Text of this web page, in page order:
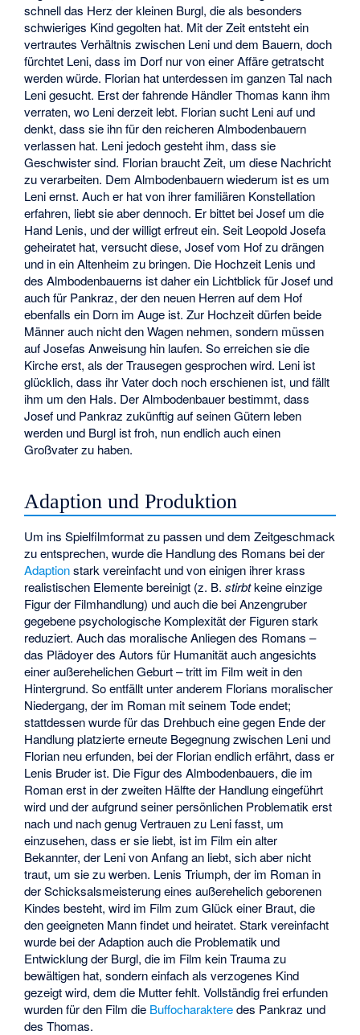
schnell das Herz der kleinen Burgl, die als besonders
schwieriges Kind gegolten hat. Mit der Zeit entsteht ein
vertrautes Verhältnis zwischen Leni und dem Bauern, doch
fürchtet Leni, dass im Dorf nur von einer Affäre getratscht
werden würde. Florian hat unterdessen im ganzen Tal nach
Leni gesucht. Erst der fahrende Händler Thomas kann ihm
verraten, wo Leni derzeit lebt. Florian sucht Leni auf und
denkt, dass sie ihn für den reicheren Almbodenbauern
verlassen hat. Leni jedoch gesteht ihm, dass sie
Geschwister sind. Florian braucht Zeit, um diese Nachricht
zu verarbeiten. Dem Almbodenbauern wiederum ist es um
Leni ernst. Auch er hat von ihrer familiären Konstellation
erfahren, liebt sie aber dennoch. Er bittet bei Josef um die
Hand Lenis, und der willigt erfreut ein. Seit Leopold Josefa
geheiratet hat, versucht diese, Josef vom Hof zu drängen
und in ein Altenheim zu bringen. Die Hochzeit Lenis und
des Almbodenbauerns ist daher ein Lichtblick für Josef und
auch für Pankraz, der den neuen Herren auf dem Hof
ebenfalls ein Dorn im Auge ist. Zur Hochzeit dürfen beide
Männer auch nicht den Wagen nehmen, sondern müssen
auf Josefas Anweisung hin laufen. So erreichen sie die
Kirche erst, als der Trausegen gesprochen wird. Leni ist
glücklich, dass ihr Vater doch noch erschienen ist, und fällt
ihm um den Hals. Der Almbodenbauer bestimmt, dass
Josef und Pankraz zukünftig auf seinen Gütern leben
werden und Burgl ist froh, nun endlich auch einen
Großvater zu haben.
Adaption und Produktion
Um ins Spielfilmformat zu passen und dem Zeitgeschmack
zu entsprechen, wurde die Handlung des Romans bei der
Adaptionstark vereinfacht und von einigen ihrer krass
realistischen Elemente bereinigt (z. B.stirbtkeine einzige
Figur der Filmhandlung) und auch die bei Anzengruber
gegebene psychologische Komplexität der Figuren stark
reduziert. Auch das moralische Anliegen des Romans –
das Plädoyer des Autors für Humanität auch angesichts
einer außerehelichen Geburt – tritt im Film weit in den
Hintergrund. So entfällt unter anderem Florians moralischer
Niedergang, der im Roman mit seinem Tode endet;
stattdessen wurde für das Drehbuch eine gegen Ende der
Handlung platzierte erneute Begegnung zwischen Leni und
Florian neu erfunden, bei der Florian endlich erfährt, dass er
Lenis Bruder ist. Die Figur des Almbodenbauers, die im
Roman erst in der zweiten Hälfte der Handlung eingeführt
wird und der aufgrund seiner persönlichen Problematik erst
nach und nach genug Vertrauen zu Leni fasst, um
einzusehen, dass er sie liebt, ist im Film ein alter
Bekannter, der Leni von Anfang an liebt, sich aber nicht
traut, um sie zu werben. Lenis Triumph, der im Roman in
der Schicksalsmeisterung eines außerehelich geborenen
Kindes besteht, wird im Film zum Glück einer Braut, die
den geeigneten Mann findet und heiratet. Stark vereinfacht
wurde bei der Adaption auch die Problematik und
Entwicklung der Burgl, die im Film kein Trauma zu
bewältigen hat, sondern einfach als verzogenes Kind
gezeigt wird, dem die Mutter fehlt. Vollständig frei erfunden
wurden für den Film die Buffocharakteredes Pankraz und
des Thomas.